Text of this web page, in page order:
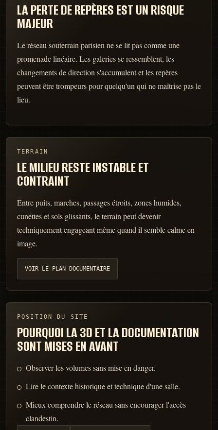
LA PERTE DE REPÈRES EST UN RISQUE
MAJEUR
Le réseau souterrain parisien ne se lit pas comme une
promenade linéaire. Les galeries se ressemblent, les
changements de direction s'accumulent et les repères
peuvent être trompeurs pour quelqu'un qui ne maîtrise pas le
lieu.
TERRAIN
LE MILIEU RESTE INSTABLE ET
CONTRAINT
Entre puits, marches, passages étroits, zones humides,
cunettes et sols glissants, le terrain peut devenir
techniquement engageant même quand il semble calme en
image.
VOIR LE PLAN DOCUMENTAIRE
POSITION DU SITE
POURQUOI LA 3D ET LA DOCUMENTATION
SONT MISES EN AVANT
Observer les volumes sans mise en danger.
Lire le contexte historique et technique d'une salle.
Mieux comprendre le réseau sans encourager l'accès
clandestin.